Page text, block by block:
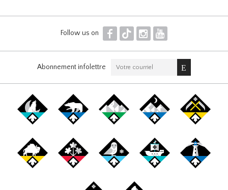
Follow us on F T I Y
Abonnement infolettre